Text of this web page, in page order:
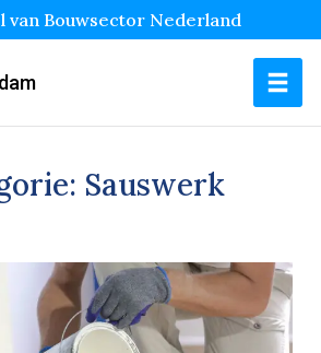
van Bouwsector Nederland
Sauswerk